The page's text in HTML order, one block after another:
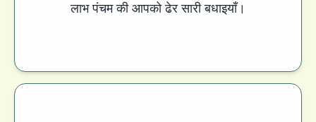
लाभ पंचम की आपको ढेर सारी बधाइयाँ।